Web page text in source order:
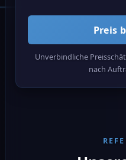
Preis
Unverbindliche
nach